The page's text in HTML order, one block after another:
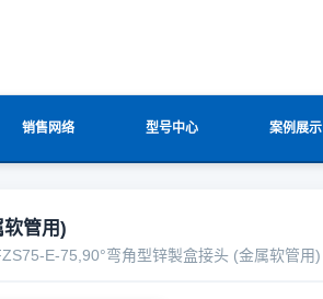
销售网络 型号中心 案例展示
软管用)
E-75,90°弯角型锌製盒接头 (金属软管用)